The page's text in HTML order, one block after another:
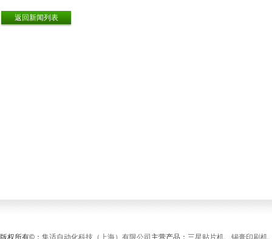
返回新闻列表
版权所有©： 集适自动化科技（上海）有限公司 主营产品： 三星贴片机、 锡膏印刷机